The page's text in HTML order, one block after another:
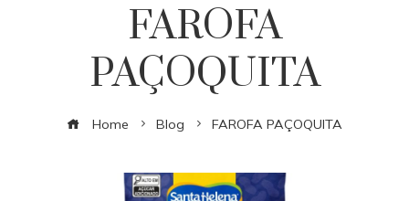
FAROFA
PAÇOQUITA
Home Blog FAROFA PAÇOQUITA